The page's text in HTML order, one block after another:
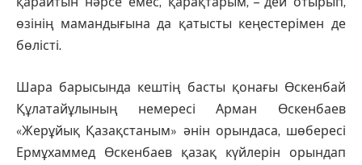
өзінің мамандығына да қатысты кеңестерімен де
бөлісті.
Шара барысында кештің басты қонағы Өскенбай
Құлатайұлының немересі Арман Өскенбаев
«Жерұйық Қазақстаным» әнін орындаса, шөбересі
Ермұхаммед Өскенбаев қазақ күйлерін орындап